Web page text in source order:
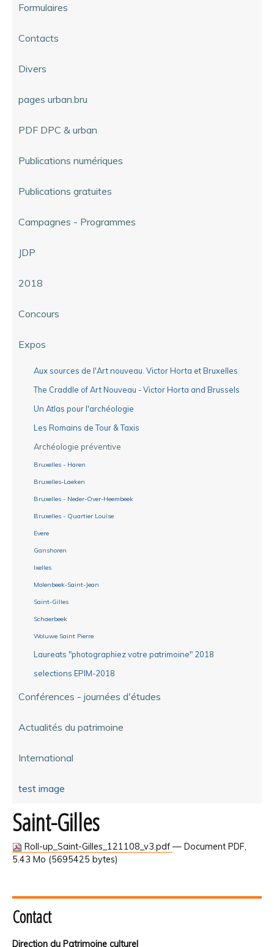
Formulaires
Contacts
Divers
pages urban.bru
PDF DPC & urban
Publications numériques
Publications gratuites
Campagnes - Programmes
JDP
2018
Concours
Expos
Aux sources de l'Art nouveau. Victor Horta et Bruxelles
The Craddle of Art Nouveau - Victor Horta and Brussels
Un Atlas pour l'archéologie
Les Romains de Tour & Taxis
Archéologie préventive
Bruxelles - Haren
Bruxelles-Laeken
Bruxelles - Neder-Over-Heembeek
Bruxelles - Quartier Louise
Evere
Ganshoren
Ixelles
Molenbeek-Saint-Jean
Saint-Gilles
Schaerbeek
Woluwe Saint Pierre
Laureats "photographiez votre patrimoine" 2018
selections EPIM-2018
Conférences - journées d'études
Actualités du patrimoine
International
test image
Saint-Gilles
Roll-up_Saint-Gilles_121108_v3.pdf — Document PDF,
5.43 Mo (5695425 bytes)
Contact
Direction du Patrimoine culturel